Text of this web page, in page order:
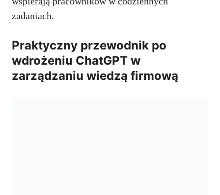
zadaniach.
Praktyczny przewodnik po
wdrożeniu ChatGPT w
zarządzaniu wiedzą firmową